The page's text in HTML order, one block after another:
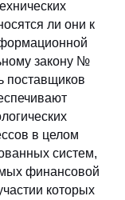
ли они к
закону №
поставщиков
в целом
систем,
финансовой
которых